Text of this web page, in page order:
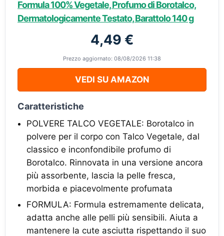
Formula 100% Vegetale, Profumo di Borotalco,
Dermatologicamente Testato, Barattolo 140 g
4,49 €
Prezzo aggiornato: 08/08/2026 11:38
VEDI SU AMAZON
Caratteristiche
POLVERE TALCO VEGETALE: Borotalco in
polvere per il corpo con Talco Vegetale, dal
classico e inconfondibile profumo di
Borotalco. Rinnovata in una versione ancora
più assorbente, lascia la pelle fresca,
morbida e piacevolmente profumata
FORMULA: Formula estremamente delicata,
adatta anche alle pelli più sensibili. Aiuta a
mantenere la cute asciutta rispettando il suo